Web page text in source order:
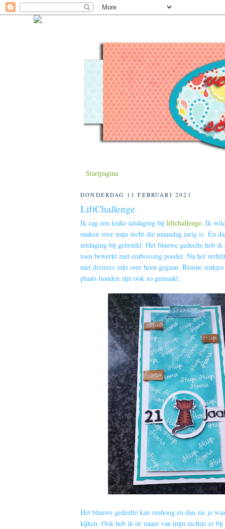
Startpagina
DONDERDAG 11 FEBRUARI 2021
LiftChallenge
Ik zag een leuke uitdaging bij liftchallenge. Ik
maken voor mijn nicht die maandag jarig is. En
uitdaging bij gebruikt. Het blauwe gedeelte heb ik
toen bewerkt met embossing poeder. Na het
met distress inkt over heen gegaan. Bruine
plaats houden zijn ook zo gemaakt.
Het blauwe gedeelte kan omhoog en dan zie je
kijken. Ook heb ik de naam van mijn nichtje er bij